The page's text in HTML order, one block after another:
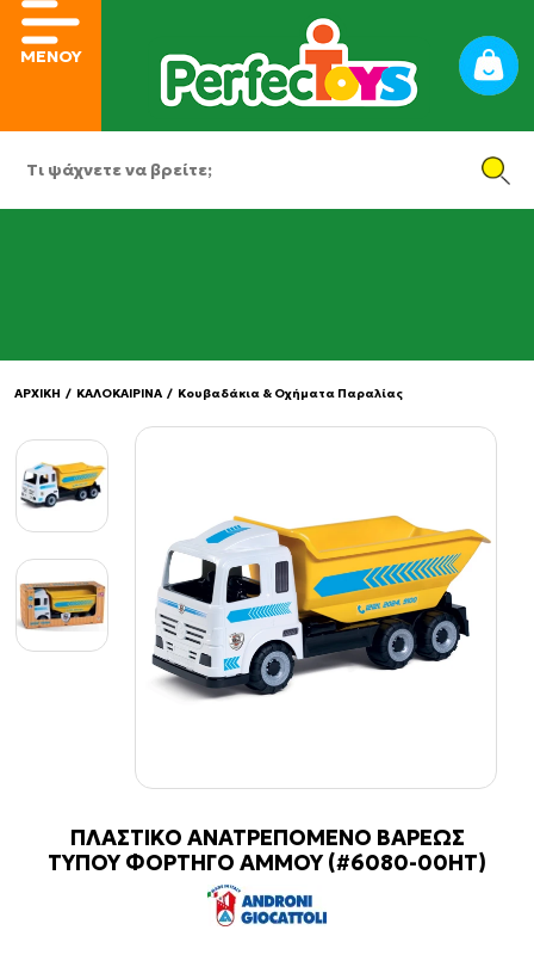
ΜΕΝΟΥ
ΑΡΧΙΚΗ / ΚΑΛΟΚΑΙΡΙΝΑ / Κουβαδάκια & Οχήματα Παραλίας
ΠΛΑΣΤΙΚΟ ΑΝΑΤΡΕΠΟΜΕΝΟ ΒΑΡΕΩΣ
ΤΥΠΟΥ ΦΟΡΤΗΓΟ ΑΜΜΟΥ (#6080-00HT)